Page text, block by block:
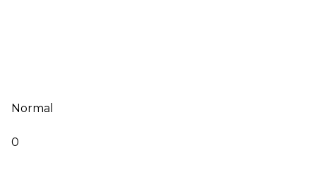
Normal
0